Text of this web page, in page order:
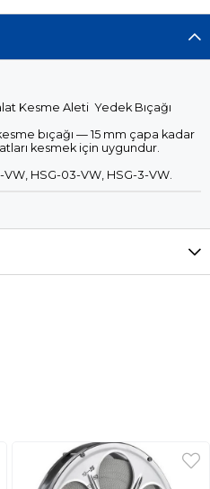
Kesme Aleti Yedek Bıçağı
bıçağı — 15 mm çapa kadar
kesmek için uygundur.
HSG-03-VW, HSG-3-VW.